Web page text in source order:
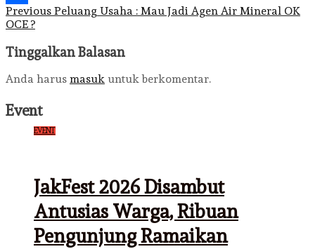
Share
Post
navigation
Previous Peluang Usaha : Mau Jadi Agen Air Mineral OK
OCE ?
Tinggalkan Balasan
Anda harus masuk untuk berkomentar.
Event
EVENT
JakFest 2026 Disambut
Antusias Warga, Ribuan
Pengunjung Ramaikan